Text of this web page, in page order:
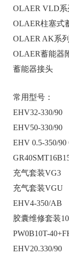
OLAER VLD
OLAER柱塞式
OLAER AK系
OLAER蓄能器
蓄能器接头
常用型号：
EHV32-330/90
EHV50-330/90
EHV 0.5-350/90
充气套装VG3
充气套装VGU
EHV4-350/AB
胶囊维修套装
PW0B10T-
EHV20.330/90